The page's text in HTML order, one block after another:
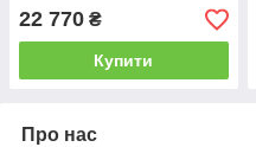
22 770 ₴
Купити
Про нас